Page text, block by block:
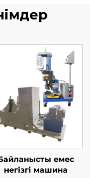
емес
негізгі машина